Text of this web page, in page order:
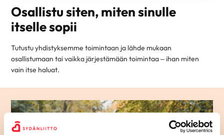
Osallistu siten, miten sinulle
itselle sopii
Tutustu yhdistyksemme toimintaan ja lähde mukaan
osallistumaan tai vaikka järjestämään toimintaa – ihan miten
vain itse haluat.